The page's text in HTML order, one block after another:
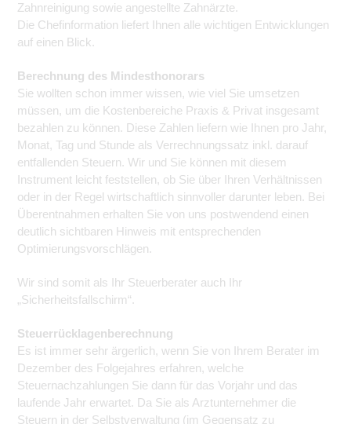
Zahnreinigung sowie angestellte Zahnärzte.
Die Chefinformation liefert Ihnen alle wichtigen Entwicklungen
auf einen Blick.
Berechnung des Mindesthonorars
Sie wollten schon immer wissen, wie viel Sie umsetzen
müssen, um die Kostenbereiche Praxis & Privat insgesamt
bezahlen zu können. Diese Zahlen liefern wie Ihnen pro Jahr,
Monat, Tag und Stunde als Verrechnungssatz inkl. darauf
entfallenden Steuern. Wir und Sie können mit diesem
Instrument leicht feststellen, ob Sie über Ihren Verhältnissen
oder in der Regel wirtschaftlich sinnvoller darunter leben. Bei
Überentnahmen erhalten Sie von uns postwendend einen
deutlich sichtbaren Hinweis mit entsprechenden
Optimierungsvorschlägen.
Wir sind somit als Ihr Steuerberater auch Ihr
„Sicherheitsfallschirm“.
Steuerrücklagenberechnung
Es ist immer sehr ärgerlich, wenn Sie von Ihrem Berater im
Dezember des Folgejahres erfahren, welche
Steuernachzahlungen Sie dann für das Vorjahr und das
laufende Jahr erwartet. Da Sie als Arztunternehmer die
Steuern in der Selbstverwaltung (im Gegensatz zu